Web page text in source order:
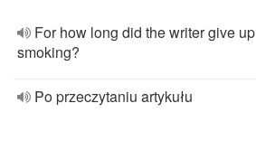
For how long did the writer give up
smoking?
Po przeczytaniu artykułu